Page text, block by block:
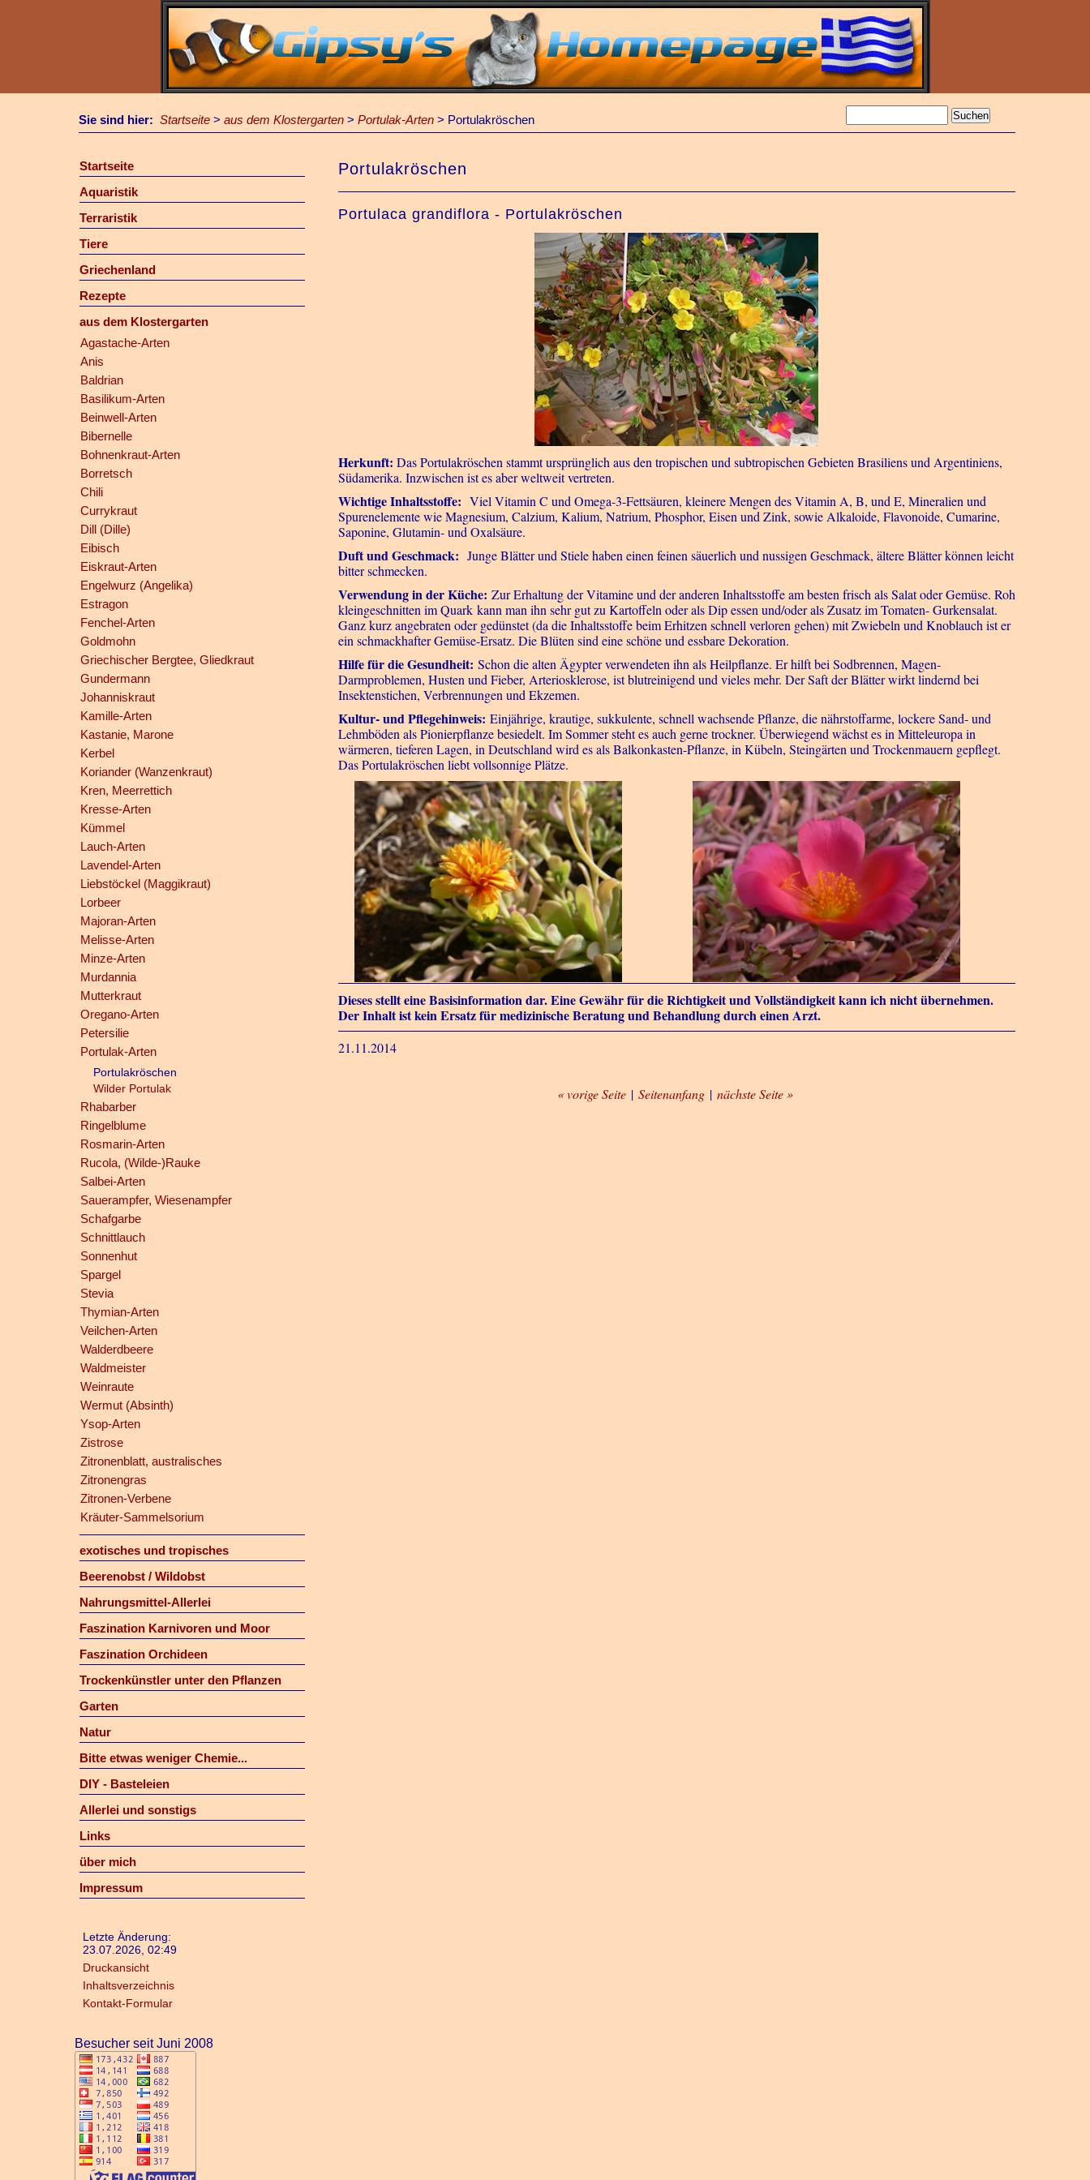
Sie sind hier: Startseite > aus dem Klostergarten > Portulak-Arten > Portulakröschen
Startseite
Aquaristik
Terraristik
Tiere
Griechenland
Rezepte
aus dem Klostergarten
Agastache-Arten
Anis
Baldrian
Basilikum-Arten
Beinwell-Arten
Bibernelle
Bohnenkraut-Arten
Borretsch
Chili
Currykraut
Dill (Dille)
Eibisch
Eiskraut-Arten
Engelwurz (Angelika)
Estragon
Fenchel-Arten
Goldmohn
Griechischer Bergtee, Gliedkraut
Gundermann
Johanniskraut
Kamille-Arten
Kastanie, Marone
Kerbel
Koriander (Wanzenkraut)
Kren, Meerrettich
Kresse-Arten
Kümmel
Lauch-Arten
Lavendel-Arten
Liebstöckel (Maggikraut)
Lorbeer
Majoran-Arten
Melisse-Arten
Minze-Arten
Murdannia
Mutterkraut
Oregano-Arten
Petersilie
Portulak-Arten
Portulakröschen
Wilder Portulak
Rhabarber
Ringelblume
Rosmarin-Arten
Rucola, (Wilde-)Rauke
Salbei-Arten
Sauerampfer, Wiesenampfer
Schafgarbe
Schnittlauch
Sonnenhut
Spargel
Stevia
Thymian-Arten
Veilchen-Arten
Walderdbeere
Waldmeister
Weinraute
Wermut (Absinth)
Ysop-Arten
Zistrose
Zitronenblatt, australisches
Zitronengras
Zitronen-Verbene
Kräuter-Sammelsorium
exotisches und tropisches
Beerenobst / Wildobst
Nahrungsmittel-Allerlei
Faszination Karnivoren und Moor
Faszination Orchideen
Trockenkünstler unter den Pflanzen
Garten
Natur
Bitte etwas weniger Chemie...
DIY - Basteleien
Allerlei und sonstigs
Links
über mich
Impressum
Letzte Änderung:
23.07.2026, 02:49
Druckansicht
Inhaltsverzeichnis
Kontakt-Formular
Besucher seit Juni 2008
Portulakröschen
Portulaca grandiflora - Portulakröschen
Herkunft: Das Portulakröschen stammt ursprünglich aus den tropischen und subtropischen Gebieten Brasiliens und Argentiniens,
Südamerika. Inzwischen ist es aber weltweit vertreten.
Wichtige Inhaltsstoffe: Viel Vitamin C und Omega-3-Fettsäuren, kleinere Mengen des Vitamin A, B, und E, Mineralien und
Spurenelemente wie Magnesium, Calzium, Kalium, Natrium, Phosphor, Eisen und Zink, sowie Alkaloide, Flavonoide, Cumarine,
Saponine, Glutamin- und Oxalsäure.
Duft und Geschmack: Junge Blätter und Stiele haben einen feinen säuerlich und nussigen Geschmack, ältere Blätter können leicht
bitter schmecken.
Verwendung in der Küche: Zur Erhaltung der Vitamine und der anderen Inhaltsstoffe am besten frisch als Salat oder Gemüse. Roh
kleingeschnitten im Quark kann man ihn sehr gut zu Kartoffeln oder als Dip essen und/oder als Zusatz im Tomaten- Gurkensalat.
Ganz kurz angebraten oder gedünstet (da die Inhaltsstoffe beim Erhitzen schnell verloren gehen) mit Zwiebeln und Knoblauch ist er
ein schmackhafter Gemüse-Ersatz. Die Blüten sind eine schöne und essbare Dekoration.
Hilfe für die Gesundheit: Schon die alten Ägypter verwendeten ihn als Heilpflanze. Er hilft bei Sodbrennen, Magen-
Darmproblemen, Husten und Fieber, Arteriosklerose, ist blutreinigend und vieles mehr. Der Saft der Blätter wirkt lindernd bei
Insektenstichen, Verbrennungen und Ekzemen.
Kultur- und Pflegehinweis: Einjährige, krautige, sukkulente, schnell wachsende Pflanze, die nährstoffarme, lockere Sand- und
Lehmböden als Pionierpflanze besiedelt. Im Sommer steht es auch gerne trockner. Überwiegend wächst es in Mitteleuropa in
wärmeren, tieferen Lagen, in Deutschland wird es als Balkonkasten-Pflanze, in Kübeln, Steingärten und Trockenmauern gepflegt.
Das Portulakröschen liebt vollsonnige Plätze.
Dieses stellt eine Basisinformation dar. Eine Gewähr für die Richtigkeit und Vollständigkeit kann ich nicht übernehmen.
Der Inhalt ist kein Ersatz für medizinische Beratung und Behandlung durch einen Arzt.
21.11.2014
« vorige Seite | Seitenanfang | nächste Seite »